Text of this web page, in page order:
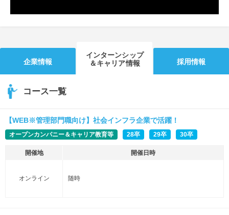
企業情報
インターンシップ
＆キャリア情報
採用情報
コース一覧
【WEB※管理部門職向け】社会インフラ企業で活躍！
オープンカンパニー＆キャリア教育等 28卒 29卒 30卒
開催地 開催日時
オンライン 随時